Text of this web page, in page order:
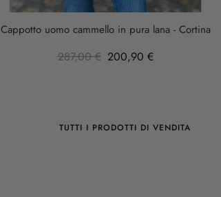
Cappotto uomo cammello in pura lana - Cortina
287,00 € 200,90 €
TUTTI I PRODOTTI DI VENDITA